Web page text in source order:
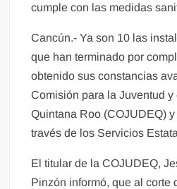
cumple con las medidas
Cancún.- Ya son 10 las
que han terminado por
obtenido sus constancias
Comisión para la Juventud y
Quintana Roo (COJUDEQ)
través de los Servicios
El titular de la COJUDEQ,
Pinzón informó, que al corte